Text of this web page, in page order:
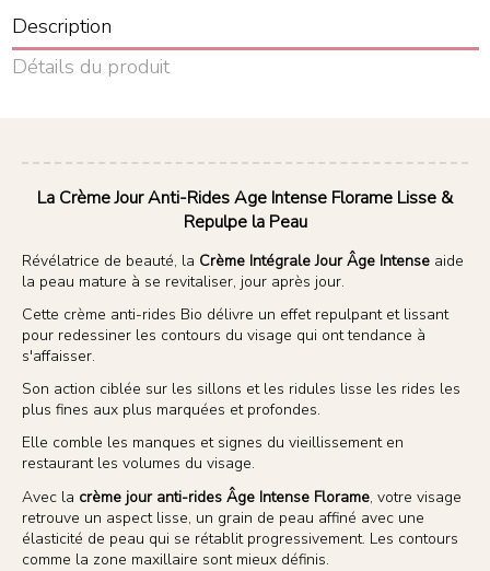
Description
Détails du produit
La Crème Jour Anti-Rides Age Intense Florame Lisse &
Repulpe la Peau
Révélatrice de beauté, la Crème Intégrale Jour Âge Intense aide
la peau mature à se revitaliser, jour après jour.
Cette crème anti-rides Bio délivre un effet repulpant et lissant
pour redessiner les contours du visage qui ont tendance à
s'affaisser.
Son action ciblée sur les sillons et les ridules lisse les rides les
plus fines aux plus marquées et profondes.
Elle comble les manques et signes du vieillissement en
restaurant les volumes du visage.
Avec la crème jour anti-rides Âge Intense Florame, votre visage
retrouve un aspect lisse, un grain de peau affiné avec une
élasticité de peau qui se rétablit progressivement. Les contours
comme la zone maxillaire sont mieux définis.